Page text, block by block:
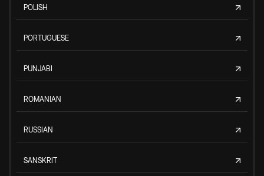
POLISH
PORTUGUESE
PUNJABI
ROMANIAN
RUSSIAN
SANSKRIT